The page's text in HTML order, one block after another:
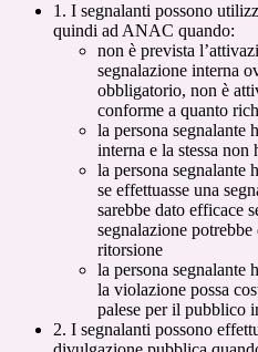
1. I segnalanti possono
quindi ad ANAC quando:
non è prevista
segnalazione interna
obbligatorio, non è
conforme a quanto
la persona segnalante
interna e la stessa non
la persona segnalante
se effettuasse una
sarebbe dato efficace
segnalazione
ritorsione
la persona segnalante
la violazione possa
palese per il pubblico
2. I segnalanti possono